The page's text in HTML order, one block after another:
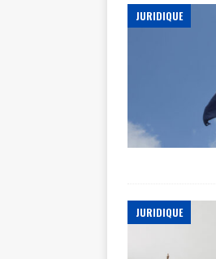
JURIDIQUE
JURIDIQUE